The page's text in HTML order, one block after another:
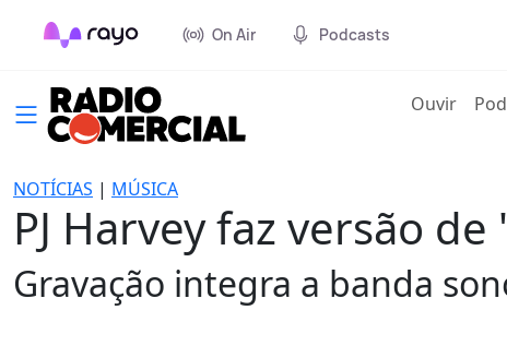
On Air Podcasts
Ouvir
NOTÍCIAS | MÚSICA
PJ Harvey faz versão
Gravação integra a banda